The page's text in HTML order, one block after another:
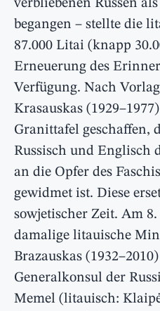
verbliebenen Russen als
begangen – stellte die
87.000 Litai (knapp
Erneuerung des
Verfügung. Nach
Krasauskas
Granittafel geschaffen,
Russisch und Englisch
an die Opfer des
gewidmet ist. Diese
sowjetischer Zeit. Am
damalige litauische
Brazauskas
Generalkonsul der
Memel (litauisch: